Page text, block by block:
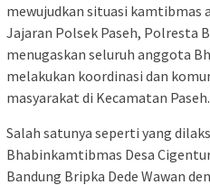
mewujudkan situasi kamtibmas
Jajaran Polsek Paseh, Polresta
menugaskan seluruh anggota
melakukan koordinasi dan
masyarakat di Kecamatan
Salah satunya seperti yang
Bhabinkamtibmas Desa
Bandung Bripka Dede Wawan